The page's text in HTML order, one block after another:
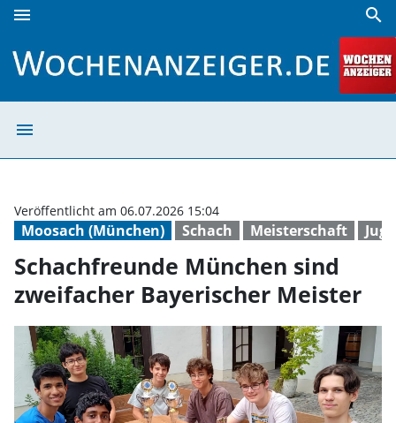
menu search
menu
Moosach (München) Schach Meisterschaft
Veröffentlicht am 06.07.2026 15:04
Schachfreunde München sind
zweifacher Bayerischer Meister